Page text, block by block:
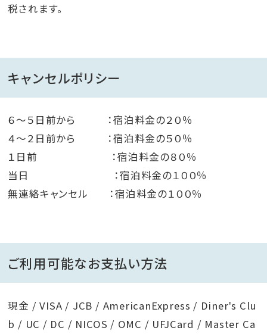
税されます。
キャンセルポリシー
６～５日前から ：宿泊料金の２０％
４～２日前から ：宿泊料金の５０％
１日前 ：宿泊料金の８０％
当日 ：宿泊料金の１００％
無連絡キャンセル ：宿泊料金の１００％
ご利用可能なお支払い方法
現金 / VISA / JCB / AmericanExpress / Diner's Clu
b / UC / DC / NICOS / OMC / UFJCard / Master Ca